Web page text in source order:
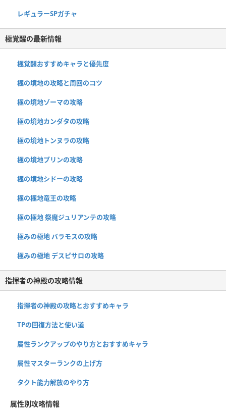
レギュラーSPガチャ
極覚醒の最新情報
極覚醒おすすめキャラと優先度
極の境地の攻略と周回のコツ
極の境地ゾーマの攻略
極の境地カンダタの攻略
極の境地トンヌラの攻略
極の境地プリンの攻略
極の境地シドーの攻略
極の極地竜王の攻略
極の極地 祭魔ジュリアンテの攻略
極みの極地 バラモスの攻略
極みの極地 デスピサロの攻略
指揮者の神殿の攻略情報
指揮者の神殿の攻略とおすすめキャラ
TPの回復方法と使い道
属性ランクアップのやり方とおすすめキャラ
属性マスターランクの上げ方
タクト能力解放のやり方
属性別攻略情報